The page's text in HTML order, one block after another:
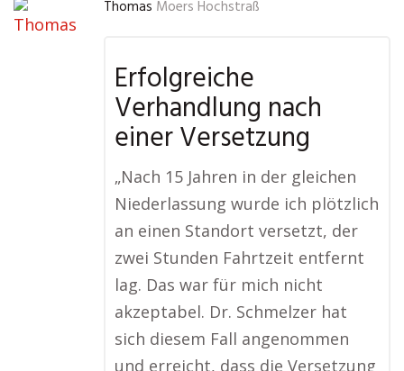
Thomas Moers Hochstraß
Erfolgreiche
Verhandlung nach
einer Versetzung
„Nach 15 Jahren in der gleichen
Niederlassung wurde ich plötzlich
an einen Standort versetzt, der
zwei Stunden Fahrtzeit entfernt
lag. Das war für mich nicht
akzeptabel. Dr. Schmelzer hat
sich diesem Fall angenommen
und erreicht, dass die Versetzung